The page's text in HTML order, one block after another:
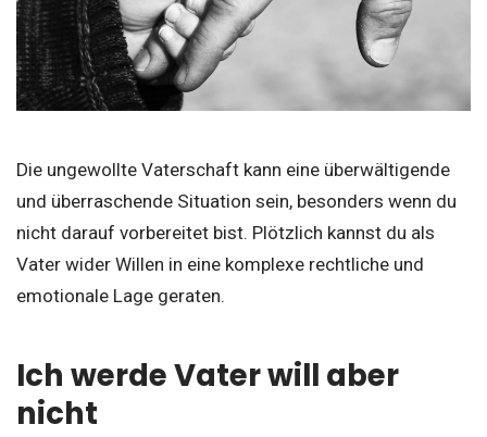
Die ungewollte Vaterschaft kann eine überwältigende
und überraschende Situation sein, besonders wenn du
nicht darauf vorbereitet bist. Plötzlich kannst du als
Vater wider Willen in eine komplexe rechtliche und
emotionale Lage geraten.
Ich werde Vater will aber
nicht